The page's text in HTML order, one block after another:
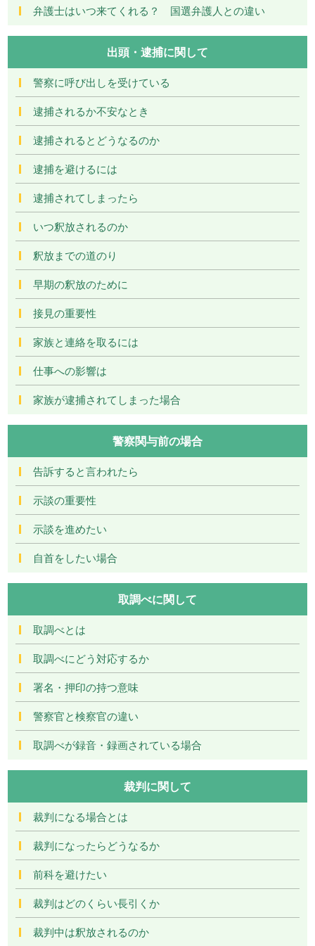
弁護士はいつ来てくれる？ 国選弁護人との違い
出頭・逮捕に関して
警察に呼び出しを受けている
逮捕されるか不安なとき
逮捕されるとどうなるのか
逮捕を避けるには
逮捕されてしまったら
いつ釈放されるのか
釈放までの道のり
早期の釈放のために
接見の重要性
家族と連絡を取るには
仕事への影響は
家族が逮捕されてしまった場合
警察関与前の場合
告訴すると言われたら
示談の重要性
示談を進めたい
自首をしたい場合
取調べに関して
取調べとは
取調べにどう対応するか
署名・押印の持つ意味
警察官と検察官の違い
取調べが録音・録画されている場合
裁判に関して
裁判になる場合とは
裁判になったらどうなるか
前科を避けたい
裁判はどのくらい長引くか
裁判中は釈放されるのか